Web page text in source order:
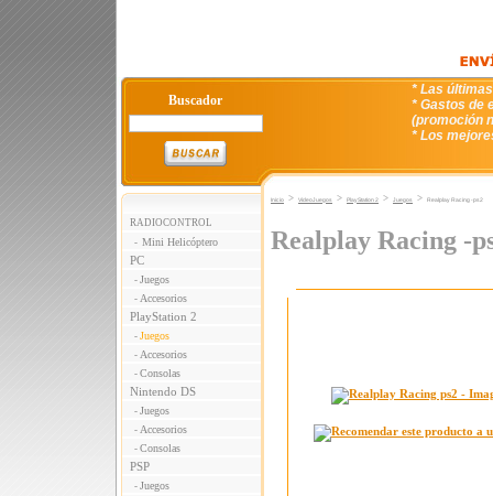
Buscador
* Las
* Gastos de
(promoción
* Los
RADIOCONTROL
- Mini Helicóptero
PC
- Juegos
- Accesorios
PlayStation 2
- Juegos
- Accesorios
- Consolas
Nintendo DS
- Juegos
- Accesorios
- Consolas
PSP
- Juegos
Inicio > VideoJuegos > PlayStation 2 > Juegos > Realplay Racing -ps2
Realplay Racing -